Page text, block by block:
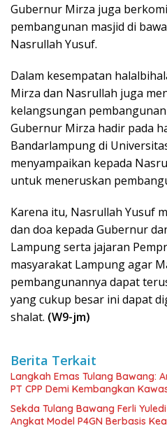
Gubernur Mirza juga
pembangunan masjid di
Nasrullah Yusuf.
Dalam kesempatan
Mirza dan Nasrullah juga
kelangsungan
Gubernur Mirza hadir pada
Bandarlampung di
menyampaikan kepada
untuk meneruskan
Karena itu, Nasrullah Yusuf
dan doa kepada Gubernur
Lampung serta jajaran
masyarakat Lampung agar
pembangunannya dapat
yang cukup besar ini dapat
shalat. (W9-jm)
Berita Terkait
Langkah Emas Tulang Bawang:
PT CPP Demi Kembangkan
Sekda Tulang Bawang Ferli
Angkat Model P4GN Berbasis